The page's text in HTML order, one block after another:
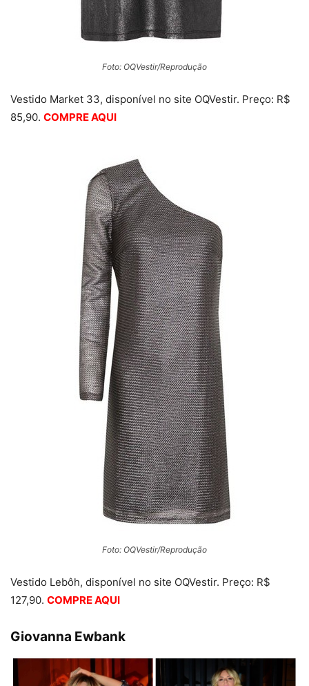
Foto: OQVestir/Reprodução
Vestido Market 33, disponível no site OQVestir. Preço: R$
85,90. COMPRE AQUI
Foto: OQVestir/Reprodução
Vestido Lebôh, disponível no site OQVestir. Preço: R$
127,90. COMPRE AQUI
Giovanna Ewbank